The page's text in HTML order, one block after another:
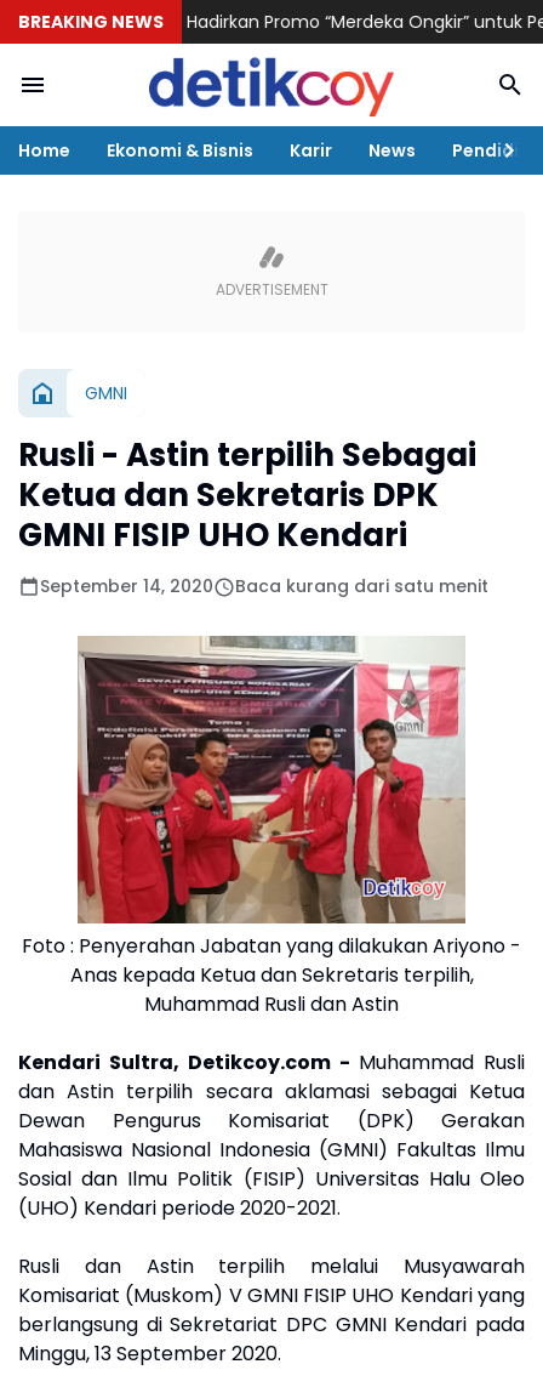
BREAKING NEWS
KAI Logistik Hadirkan Promo “Merdeka Ongkir” untuk Pengiriman
Home Ekonomi & Bisnis Karir News
GMNI
Rusli - Astin terpilih Sebagai
Ketua dan Sekretaris DPK
GMNI FISIP UHO Kendari
September 14, 2020 Baca kurang dari satu menit
Foto : Penyerahan Jabatan yang dilakukan Ariyono -
Anas kepada Ketua dan Sekretaris terpilih,
Muhammad Rusli dan Astin
Kendari Sultra, Detikcoy.com - Muhammad Rusli
dan Astin terpilih secara aklamasi sebagai Ketua
Dewan Pengurus Komisariat (DPK) Gerakan
Mahasiswa Nasional Indonesia (GMNI) Fakultas Ilmu
Sosial dan Ilmu Politik (FISIP) Universitas Halu Oleo
(UHO) Kendari periode 2020-2021.
Rusli dan Astin terpilih melalui Musyawarah
Komisariat (Muskom) V GMNI FISIP UHO Kendari yang
berlangsung di Sekretariat DPC GMNI Kendari pada
Minggu, 13 September 2020.